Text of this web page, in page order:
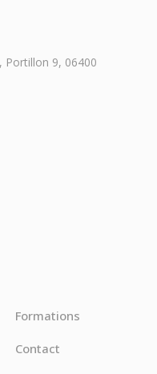
Portillon 9, 06400
Formations
Contact